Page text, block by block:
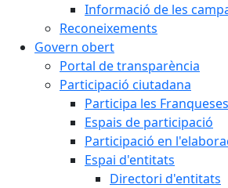
Informació de les
Reconeixements
Govern obert
Portal de transparència
Participació ciutadana
Participa les
Espais de participació
Participació en
Espai d'entitats
Directori d'entitats